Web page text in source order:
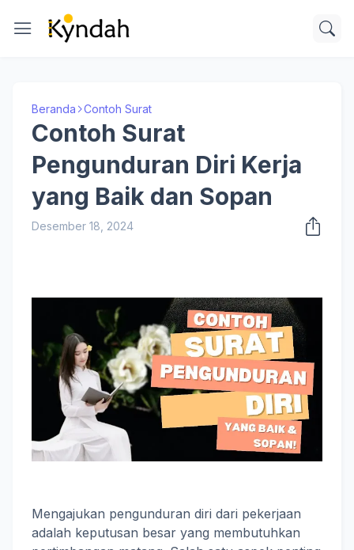
Beranda Contoh Surat
Contoh Surat
Pengunduran Diri Kerja
yang Baik dan Sopan
Desember 18, 2024
Mengajukan pengunduran diri dari pekerjaan
adalah keputusan besar yang membutuhkan